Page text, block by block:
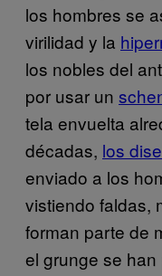
los hombres se
virilidad y la
los nobles del
por usar un
tela envuelta
décadas, los
enviado a los
vistiendo faldas,
forman parte de
el grunge se